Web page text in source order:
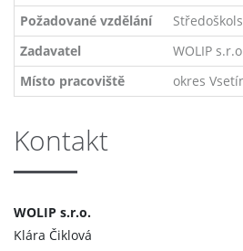
Požadované vzdělání
Zadavatel
WOLIP
Místo pracoviště
okres
Kontakt
WOLIP s.r.o.
Klára Čiklová